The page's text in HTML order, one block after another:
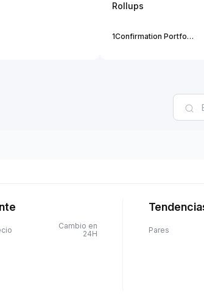
Rollups
1Confirmation Portfolio
Cambio en
24H
Pares